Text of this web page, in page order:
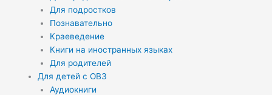
Для подростков
Познавательно
Краеведение
Книги на иностранных языках
Для родителей
Для детей с ОВЗ
Аудиокниги